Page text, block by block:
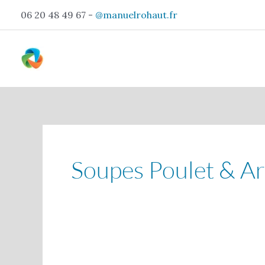
contenu
06 20 48 49 67 - @manuelrohaut.fr
Soupes Poulet &